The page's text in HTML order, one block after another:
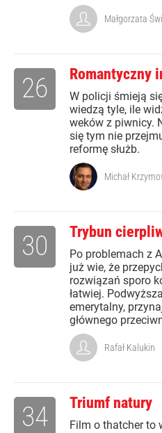
Małgorzata
Romantyczny
W policji śmieją
wiedzą tyle, ile
weków z piwnicy.
się tym nie
reformę służb.
26
Michał
Trybun
Po problemach z
już wie, że
rozwiązań sporo
łatwiej.
emerytalny,
głównego
30
Rafał Kalukin
Triumf natury
Film o thatcher to
34